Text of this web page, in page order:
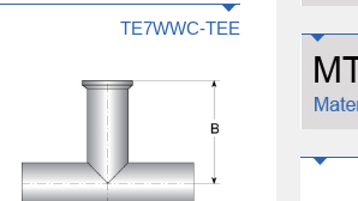
TE7WWC-TEE